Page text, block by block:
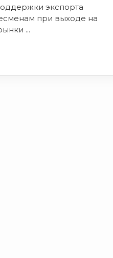
экспорта
при выходе на
...